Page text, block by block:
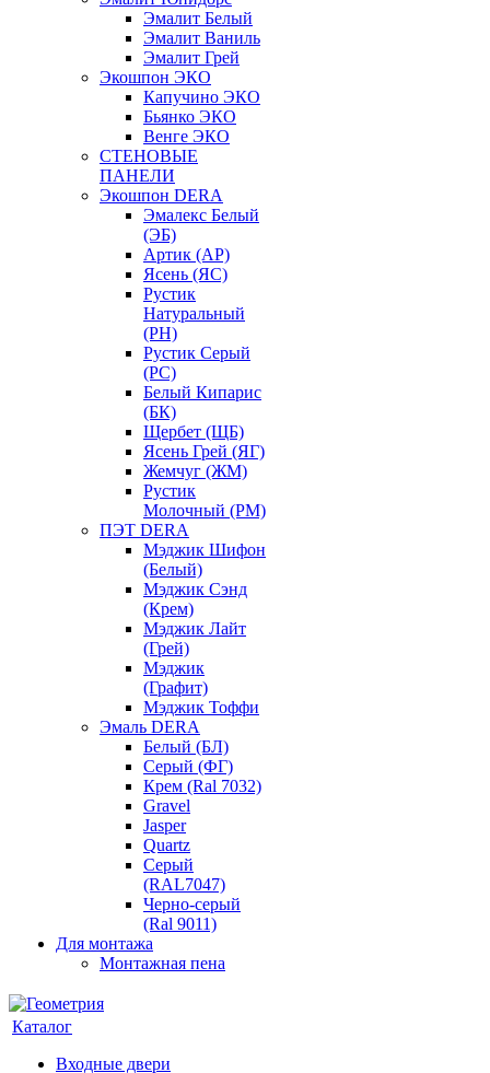
Эмалит Белый
Эмалит Ваниль
Эмалит Грей
Экошпон ЭКО
Капучино ЭКО
Бьянко ЭКО
Венге ЭКО
СТЕНОВЫЕ
ПАНЕЛИ
Экошпон DERA
Эмалекс Белый
(ЭБ)
Артик (АР)
Ясень (ЯС)
Рустик
Натуральный
(РН)
Рустик Серый
(РС)
Белый Кипарис
(БК)
Щербет (ЩБ)
Ясень Грей (ЯГ)
Жемчуг (ЖМ)
Рустик
Молочный (РМ)
ПЭТ DERA
Мэджик Шифон
(Белый)
Мэджик Сэнд
(Крем)
Мэджик Лайт
(Грей)
Мэджик
(Графит)
Мэджик Тоффи
Эмаль DERA
Белый (БЛ)
Серый (ФГ)
Крем (Ral 7032)
Gravel
Jasper
Quartz
Серый
(RAL7047)
Черно-серый
(Ral 9011)
Для монтажа
Монтажная пена
Каталог
Входные двери